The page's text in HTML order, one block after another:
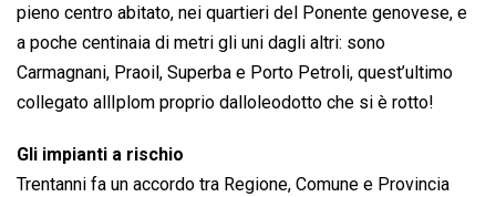
pieno centro abitato, nei quartieri del Ponente genovese, e
a poche centinaia di metri gli uni dagli altri: sono
Carmagnani, Praoil, Superba e Porto Petroli, quest’ultimo
collegato allIplom proprio dalloleodotto che si è rotto!
Gli impianti a rischio
Trentanni fa un accordo tra Regione, Comune e Provincia